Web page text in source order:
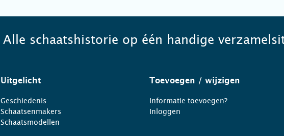
Alle schaatshistorie op één handige
Uitgelicht
Geschiedenis
Schaatsenmakers
Schaatsmodellen
Toevoegen / wijzigen
Informatie toevoegen?
Inloggen